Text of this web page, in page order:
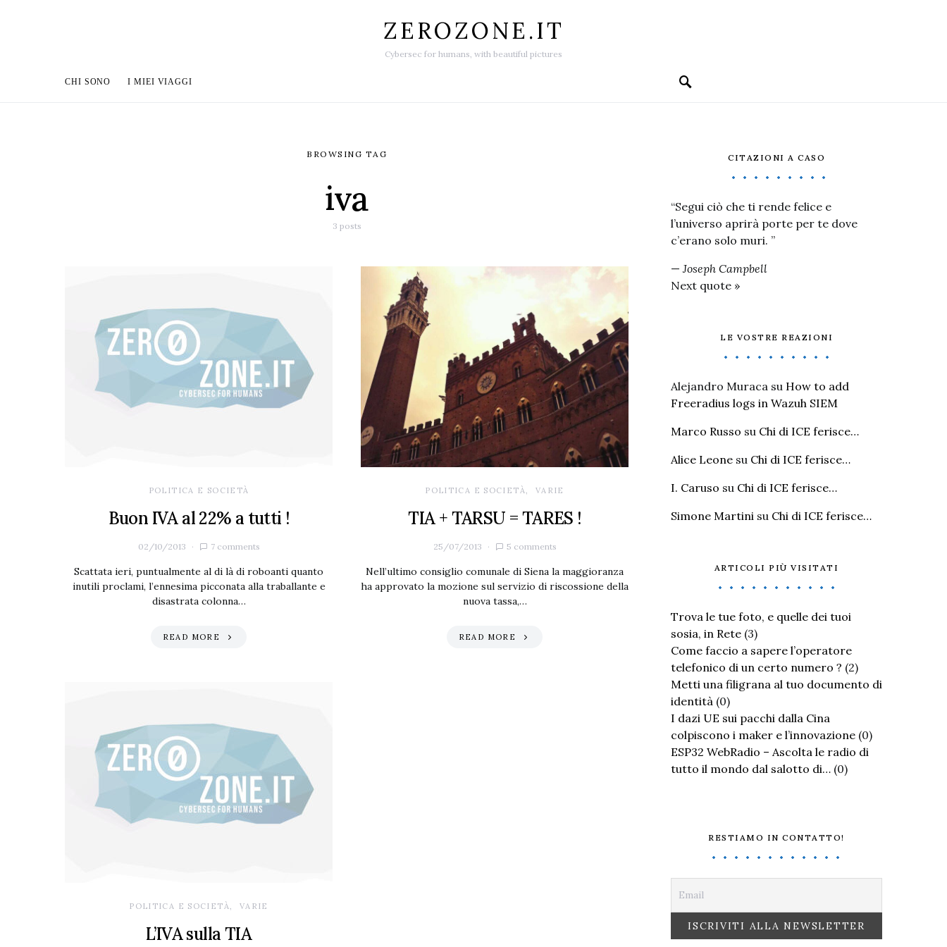
ZEROZONE.IT
Cybersec for humans, with beautiful pictures
CHI SONO I MIEI VIAGGI
BROWSING TAG
iva
3 posts
POLITICA E SOCIETÀ
Buon IVA al 22% a tutti !
02/10/2013 7 comments
Scattata ieri, puntualmente al di là di roboanti quanto
inutili proclami, l’ennesima picconata alla traballante e
disastrata colonna…
READ MORE
POLITICA E SOCIETÀ VARIE
TIA + TARSU = TARES !
25/07/2013 5 comments
Nell’ultimo consiglio comunale di Siena la maggioranza
ha approvato la mozione sul servizio di riscossione della
nuova tassa,…
READ MORE
POLITICA E SOCIETÀ VARIE
L’IVA sulla TIA
CITAZIONI A CASO
“Segui ciò che ti rende felice e
l’universo aprirà porte per te dove
c’erano solo muri. ”
— Joseph Campbell
Next quote »
LE VOSTRE REAZIONI
Alejandro Muraca su How to add
Freeradius logs in Wazuh SIEM
Marco Russo su Chi di ICE ferisce…
Alice Leone su Chi di ICE ferisce…
I. Caruso su Chi di ICE ferisce…
Simone Martini su Chi di ICE ferisce…
ARTICOLI PIÙ VISITATI
Trova le tue foto, e quelle dei tuoi
sosia, in Rete (3)
Come faccio a sapere l’operatore
telefonico di un certo numero ? (2)
Metti una filigrana al tuo documento di
identità (0)
I dazi UE sui pacchi dalla Cina
colpiscono i maker e l’innovazione (0)
ESP32 WebRadio – Ascolta le radio di
tutto il mondo dal salotto di… (0)
RESTIAMO IN CONTATTO!